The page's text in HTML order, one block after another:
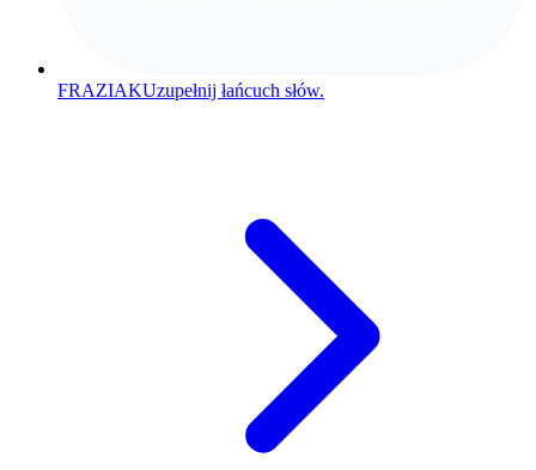
FRAZIAKUzupełnij łańcuch słów.